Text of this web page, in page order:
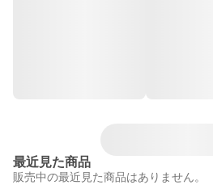
最近見た商品
販売中の最近見た商品はありません。